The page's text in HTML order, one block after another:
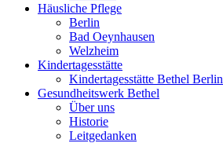
Häusliche Pflege
Berlin
Bad Oeynhausen
Welzheim
Kindertagesstätte
Kindertagesstätte Bethel Berlin
Gesundheitswerk Bethel
Über uns
Historie
Leitgedanken